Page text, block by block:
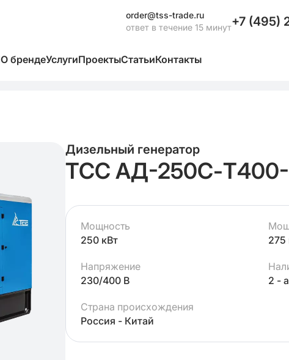
order@tss-trade.ru
ответ в течение 15 минут+7 (495)
О брендеУслугиПроектыСтатьиКонтакты
Дизельный генератор
ТСС АД-250С-Т400-
Мощность
250 кВт
275
Напряжение
230/400 В
2 -
Страна происхождения
Россия - Китай